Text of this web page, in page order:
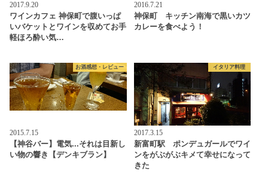
2017.9.20
ワインカフェ 神保町で腹いっぱ
いバケットとワインを収めてお手
軽ほろ酔い気…
2016.7.21
神保町 キッチン南海で黒いカツ
カレーを食べよう！
お酒感想・レビュー
2015.7.15
【神谷バー】電気...それは目新し
い物の響き【デンキブラン】
イタリア料理
2017.3.15
新富町駅 ポンデュガールでワイ
ンをがぶがぶキメて幸せになって
きた